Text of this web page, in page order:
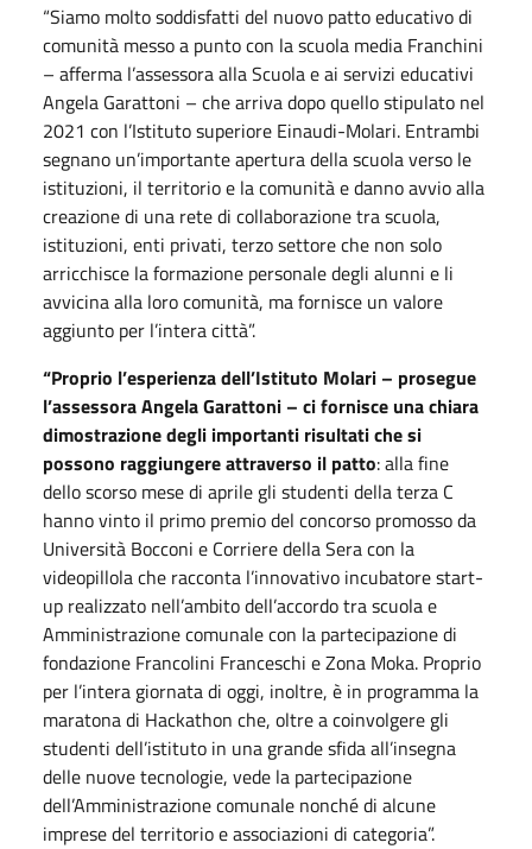
“Siamo molto soddisfatti del nuovo patto educativo di
comunità messo a punto con la scuola media Franchini
– afferma l’assessora alla Scuola e ai servizi educativi
Angela Garattoni – che arriva dopo quello stipulato nel
2021 con l’Istituto superiore Einaudi-Molari. Entrambi
segnano un’importante apertura della scuola verso le
istituzioni, il territorio e la comunità e danno avvio alla
creazione di una rete di collaborazione tra scuola,
istituzioni, enti privati, terzo settore che non solo
arricchisce la formazione personale degli alunni e li
avvicina alla loro comunità, ma fornisce un valore
aggiunto per l’intera città”.
“Proprio l’esperienza dell’Istituto Molari – prosegue
l’assessora Angela Garattoni – ci fornisce una chiara
dimostrazione degli importanti risultati che si
possono raggiungere attraverso il patto: alla fine
dello scorso mese di aprile gli studenti della terza C
hanno vinto il primo premio del concorso promosso da
Università Bocconi e Corriere della Sera con la
videopillola che racconta l’innovativo incubatore start-
up realizzato nell’ambito dell’accordo tra scuola e
Amministrazione comunale con la partecipazione di
fondazione Francolini Franceschi e Zona Moka. Proprio
per l’intera giornata di oggi, inoltre, è in programma la
maratona di Hackathon che, oltre a coinvolgere gli
studenti dell’istituto in una grande sfida all’insegna
delle nuove tecnologie, vede la partecipazione
dell’Amministrazione comunale nonché di alcune
imprese del territorio e associazioni di categoria”.